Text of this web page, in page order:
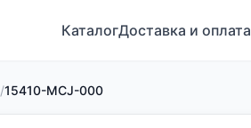
КаталогДоставка и оплата
/15410-MCJ-000